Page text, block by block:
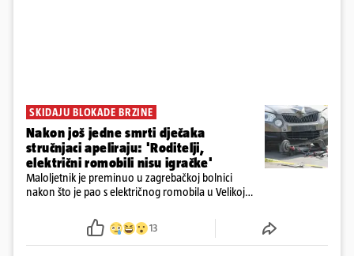
SKIDAJU BLOKADE BRZINE
Nakon još jedne smrti dječaka
stručnjaci apeliraju: 'Roditelji,
električni romobili nisu igračke'
Maloljetnik je preminuo u zagrebačkoj bolnici
nakon što je pao s električnog romobila u Velikoj
13